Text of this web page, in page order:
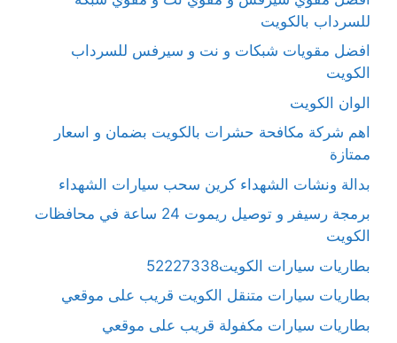
للسرداب بالكويت
افضل مقويات شبكات و نت و سيرفس للسرداب
الكويت
الوان الكويت
اهم شركة مكافحة حشرات بالكويت بضمان و اسعار
ممتازة
بدالة ونشات الشهداء كرين سحب سيارات الشهداء
برمجة رسيفر و توصيل ريموت 24 ساعة في محافظات
الكويت
بطاريات سيارات الكويت52227338
بطاريات سيارات متنقل الكويت قريب على موقعي
بطاريات سيارات مكفولة قريب على موقعي